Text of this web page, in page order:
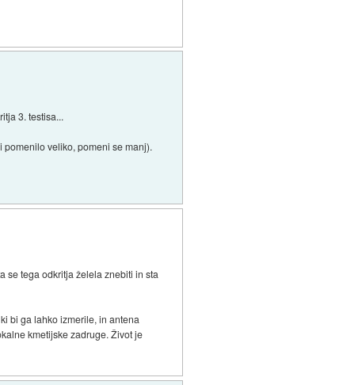
3. testisa...
veliko, pomeni se manj).
se tega odkritja želela znebiti in sta
bi ga lahko izmerile, in antena
kmetijske zadruge. Život je